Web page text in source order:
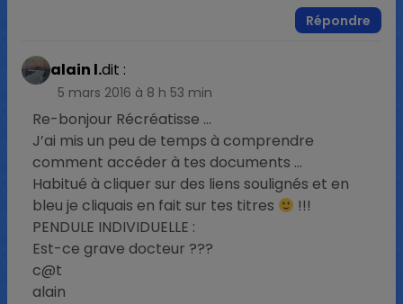
Répondre
alain l.dit :
5 mars 2016 à 8 h 53 min
Re-bonjour Récréatisse …
J’ai mis un peu de temps à comprendre
comment accéder à tes documents …
Habitué à cliquer sur des liens soulignés et en
bleu je cliquais en fait sur tes titres
!!!
PENDULE INDIVIDUELLE :
Est-ce grave docteur ???
c@t
alain